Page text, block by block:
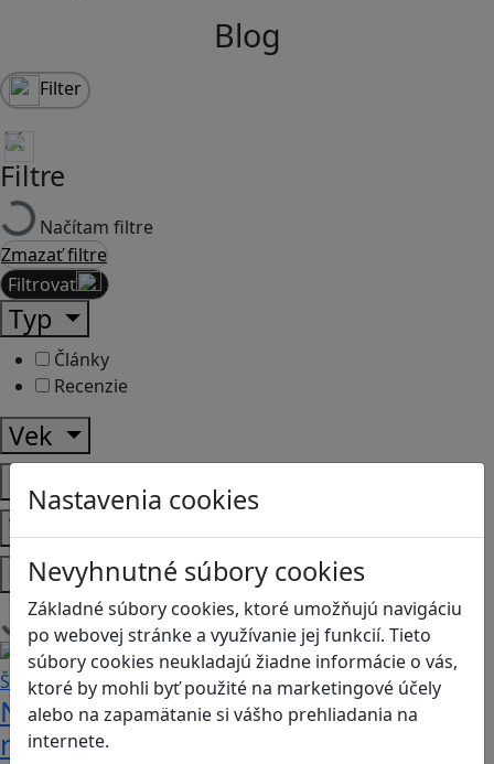
Nastavenia cookies
Nevyhnutné súbory cookies
Základné súbory cookies, ktoré umožňujú navigáciu
po webovej stránke a využívanie jej funkcií. Tieto
súbory cookies neukladajú žiadne informácie o vás,
ktoré by mohli byť použité na marketingové účely
alebo na zapamätanie si vášho prehliadania na
internete.
Blog
Filter
Filtre
Načítam filtre
Zmazať filtre
Filtrovať
Typ
Články
Recenzie
Vek
Predmety
Témy
Platformy
Načítam blogy
Návod pre rodičov: Ako na výber
rodičovského zámku? Štvrtá časť